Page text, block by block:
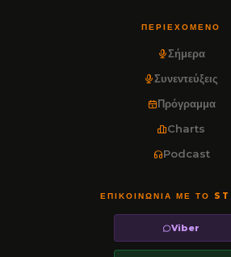
ΠΕΡΙΕΧΌΜΕΝΟ
Σήμερα
Συνεντεύξεις
Πρόγραμμα
Charts
Podcast
ΕΠΙΚΟΙΝΩΝΊΑ ΜΕ ΤΟ
Viber